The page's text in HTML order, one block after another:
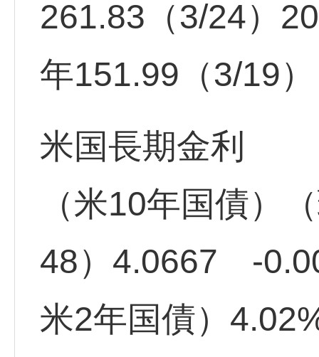
261.83（3/24）
年151.99（3/19
米国長期金利
（米10年国債）
48）4.0667 -
米2年国債）